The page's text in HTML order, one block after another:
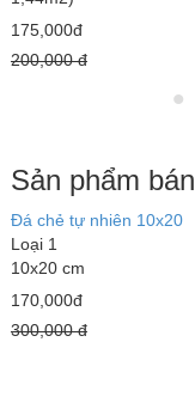
175,000đ
200,000 đ
Sản phẩm
Đá chẻ tự nhiên 10x20
Loại 1
10x20 cm
170,000đ
300,000 đ